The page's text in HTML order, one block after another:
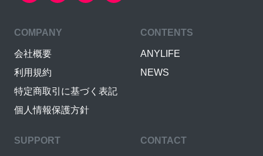
COMPANY
会社概要
利用規約
特定商取引に基づく表記
個人情報保護方針
CONTENTS
ANYLIFE
NEWS
SUPPORT CONTACT